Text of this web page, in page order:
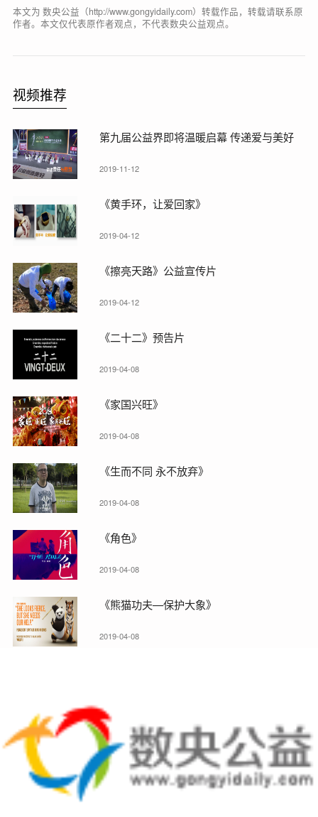
本文为 数央公益（http://www.gongyidaily.com）转载作品，转载请联系原
作者。本文仅代表原作者观点，不代表数央公益观点。
视频推荐
第九届公益界即将温暖启幕 传递爱与美好
2019-11-12
《黄手环，让爱回家》
2019-04-12
《擦亮天路》公益宣传片
2019-04-12
《二十二》预告片
2019-04-08
《家国兴旺》
2019-04-08
《生而不同 永不放弃》
2019-04-08
《角色》
2019-04-08
《熊猫功夫—保护大象》
2019-04-08